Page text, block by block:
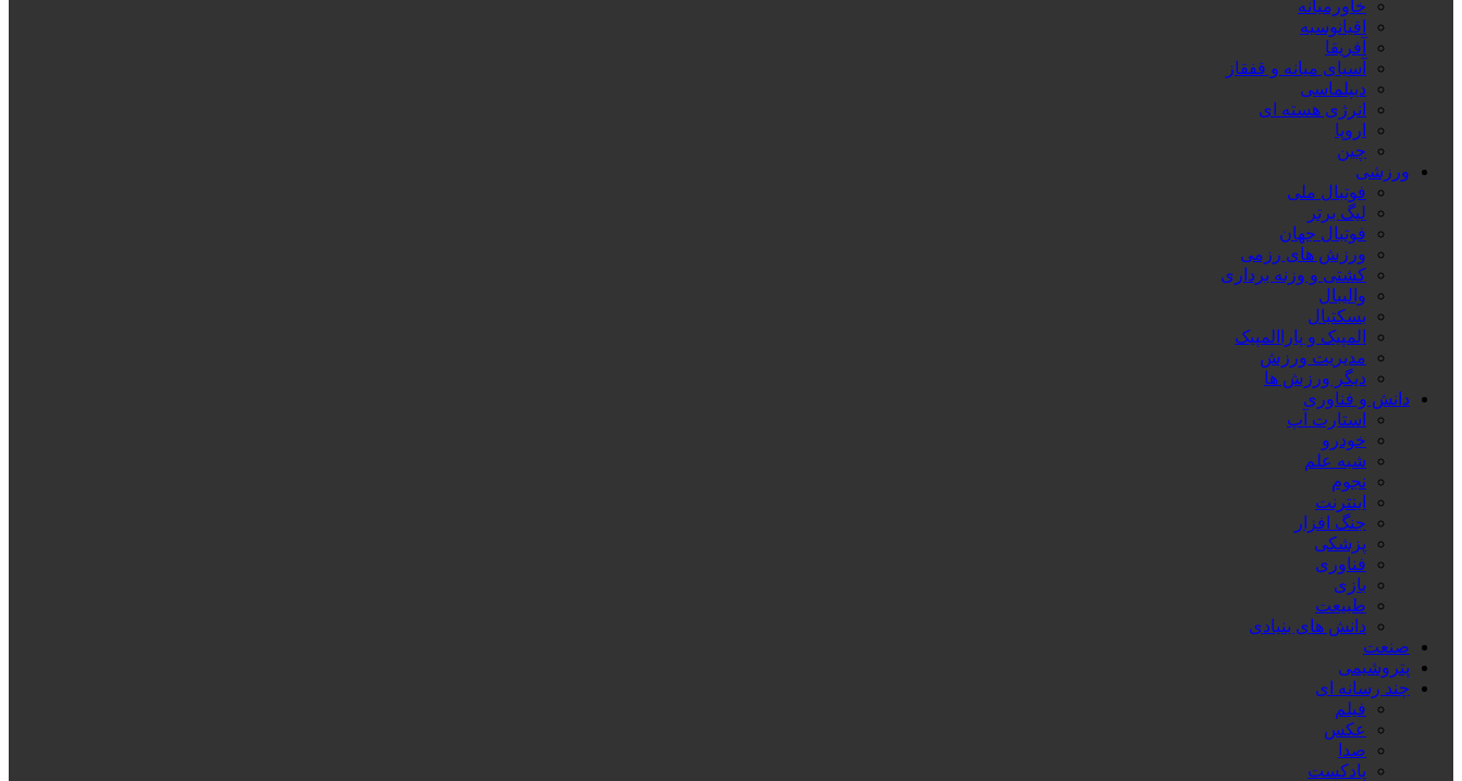
خاورمیانه
اقیانوسیه
آفریقا
آسیای میانه و قفقاز
دیپلماسی
انرژی هسته ای
اروپا
چین
ورزشی
فوتبال ملی
لیگ برتر
فوتبال جهان
ورزش های رزمی
کشتی و وزنه برداری
والیبال
بسکتبال
المپیک و پاراالمپیک
مدیریت ورزش
دیگر ورزش ها
دانش و فناوری
استارت آپ
خودرو
شبه علم
نجوم
اینترنت
جنگ افزار
پزشکی
فناوری
بازی
طبیعت
دانش های بنیادی
صنعت
پتروشیمی
چند رسانه ای
فیلم
عکس
صدا
پادکست